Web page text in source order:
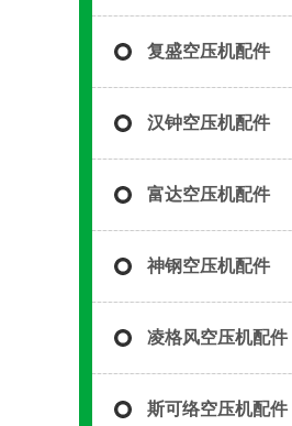
复盛空压机配件
汉钟空压机配件
富达空压机配件
神钢空压机配件
凌格风空压机配件
斯可络空压机配件